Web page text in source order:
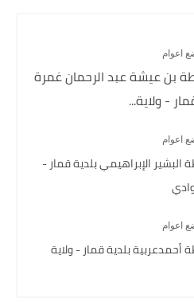
اعوام
بن عيشة عبد الرحمان غمرة
- ولاية...
اعوام
الإبراهيمي بلدية قمار -
اعوام
بلدية قمار - ولاية